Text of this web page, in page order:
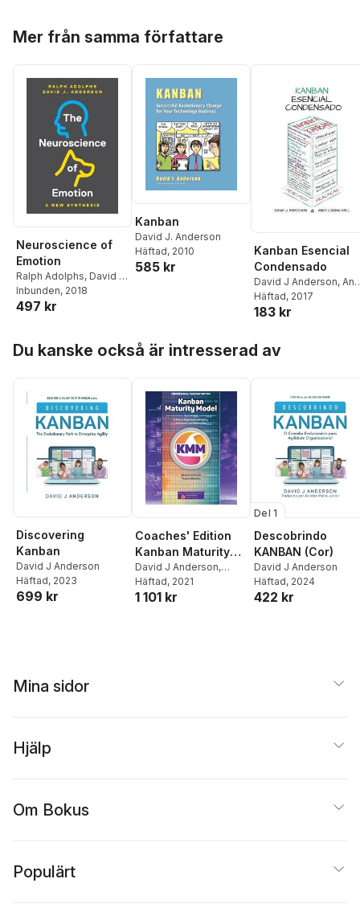
Mer från samma författare
Neuroscience of
Emotion
Ralph Adolphs, David J.
Anderson
Inbunden, 2018
497 kr
Kanban
David J. Anderson
Häftad, 2010
585 kr
Kanban Esencial
Condensado
David J Anderson,
Carmichael
Häftad, 2017
183 kr
Du kanske också är intresserad av
Discovering
Kanban
David J Anderson
Häftad, 2023
699 kr
Coaches' Edition
Kanban Maturity
Model
David J Anderson,
Teodora Bozheva
Häftad, 2021
1 101 kr
Del 1
Descobrindo
KANBAN (Cor)
David J Anderson
Häftad, 2024
422 kr
Mina sidor
Hjälp
Om Bokus
Populärt